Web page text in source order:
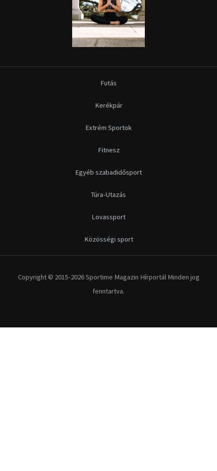
Futás
Kerékpár
Extrém Sportok
Fitnesz
Egyéb szabadidősport
Túra-Utazás
Lovassport
Közösségi sport
Copyright © 2015-2026 Sportime Magazin Hírportál Minden jog
fenntartva.